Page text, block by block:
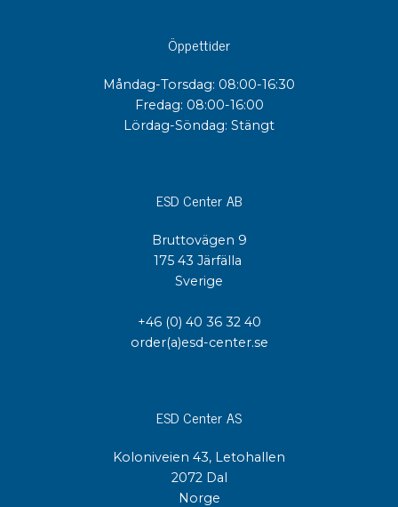
Öppettider
Måndag-Torsdag: 08:00-16:30
Fredag: 08:00-16:00
Lördag-Söndag: Stängt
ESD Center AB
Bruttovägen 9
175 43 Järfälla
Sverige
+46 (0) 40 36 32 40
order(a)esd-center.se
ESD Center AS
Koloniveien 43, Letohallen
2072 Dal
Norge